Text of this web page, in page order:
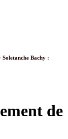
Soletanche Bachy :
de